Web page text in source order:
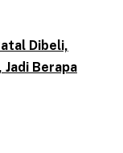
Dibeli,
Jadi Berapa